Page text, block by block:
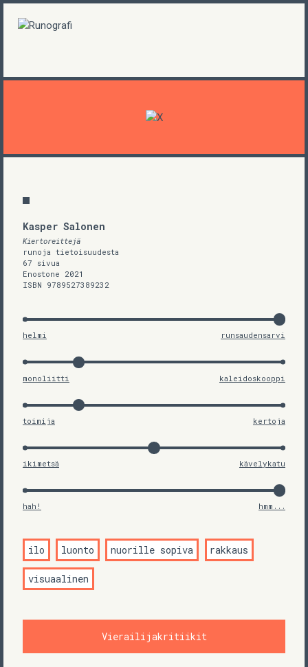
Kasper Salonen
Kiertoreittejä
runoja tietoisuudesta
67 sivua
Enostone 2021
ISBN 9789527389232
helmi runsaudensarvi
monoliitti kaleidoskooppi
toimija kertoja
ikimetsä kävelykatu
hah! hmm...
ilo luonto nuorille sopiva rakkaus
visuaalinen
Vierailijakritiikit